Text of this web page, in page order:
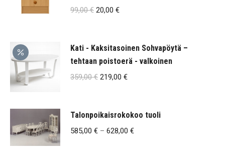
99,00€ Alkuperäinen
99,00 €.
20,00 €Nykyinen
20,00 €.
Kati - Kaksitasoinen Sohvapöytä –
tehtaan poistoerä - valkoinen
359,00€ Alkuperäinen
359,00 €.
219,00 €Nykyinen
219,00 €.
Talonpoikaisrokokoo tuoli
585,00 € – 628,00 €Hintaluokka: